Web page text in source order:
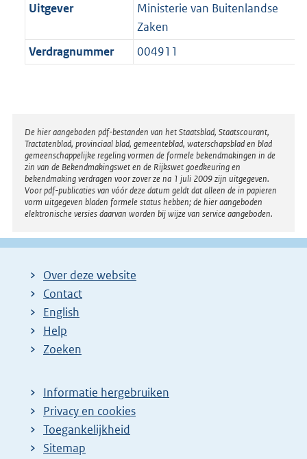
Uitgever
Ministerie van Buitenlandse
Zaken
Verdragnummer
004911
Disclaimer
De hier aangeboden pdf-bestanden van het Staatsblad, Staatscourant,
Tractatenblad, provinciaal blad, gemeenteblad, waterschapsblad en blad
gemeenschappelijke regeling vormen de formele bekendmakingen in de
zin van de Bekendmakingswet en de Rijkswet goedkeuring en
bekendmaking verdragen voor zover ze na 1 juli 2009 zijn uitgegeven.
Voor pdf-publicaties van vóór deze datum geldt dat alleen de in papieren
vorm uitgegeven bladen formele status hebben; de hier aangeboden
elektronische versies daarvan worden bij wijze van service aangeboden.
Over deze website
Contact
English
Help
Zoeken
Informatie hergebruiken
Privacy en cookies
Toegankelijkheid
Sitemap